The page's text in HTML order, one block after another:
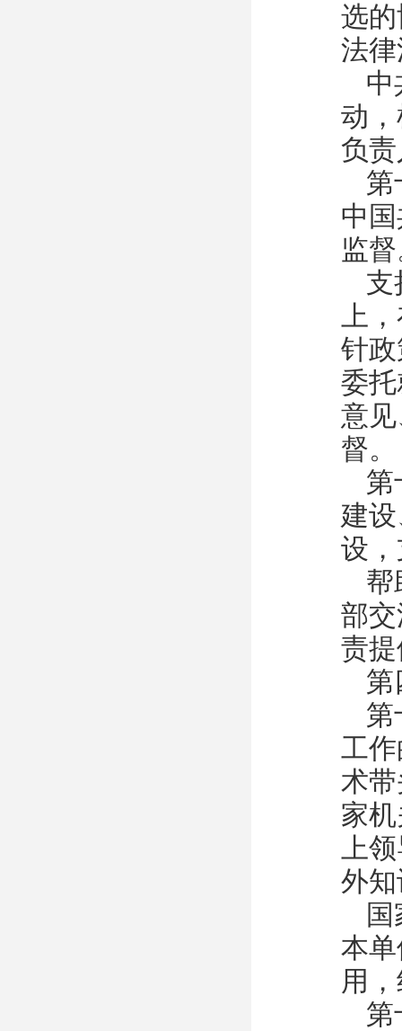
选
法
中
动
负
第
中
监
支
上
针
委
意
督。
第
建
设
帮
部
责
第
第
工
术
家
上
外
本
用
第